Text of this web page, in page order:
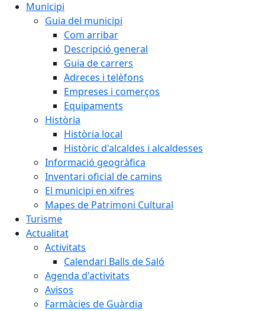
Municipi
Guia del municipi
Com arribar
Descripció general
Guia de carrers
Adreces i telèfons
Empreses i comerços
Equipaments
Història
Història local
Històric d'alcaldes i alcaldesses
Informació geogràfica
Inventari oficial de camins
El municipi en xifres
Mapes de Patrimoni Cultural
Turisme
Actualitat
Activitats
Calendari Balls de Saló
Agenda d'activitats
Avisos
Farmàcies de Guàrdia